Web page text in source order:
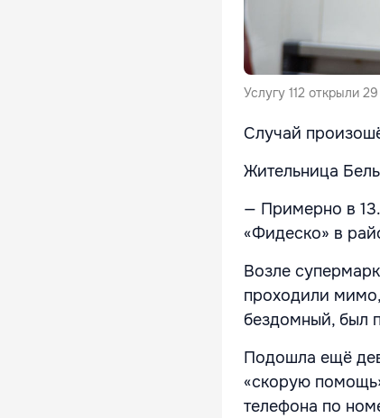
Услугу 112 открыли
Случай
Жительница
— Примерно в
«Фидеско» в
Возле
проходили
бездомный, был
Подошла ещё
«скорую
телефона по